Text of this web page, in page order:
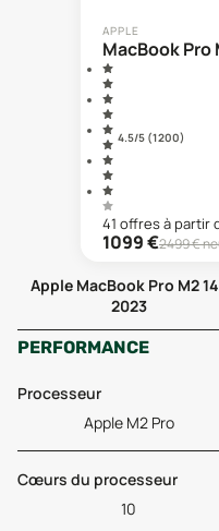
APPLE
MacBook Pro
4.5/5 (1 200)
41 offresà partir
1099€2499€
Apple MacBook Pro M2
2023
PERFORMANCE
Processeur
Apple M2 Pro
Cœurs du processeur
10